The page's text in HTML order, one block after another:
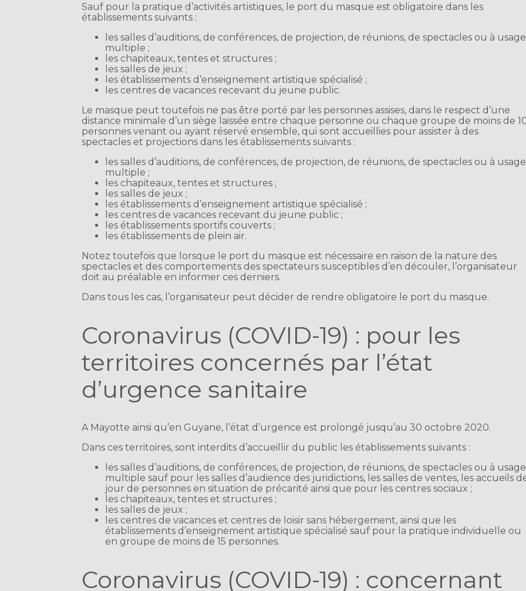
Sauf pour la pratique d’activités artistiques, le port du masque est obligatoire dans les
établissements suivants :
les salles d’auditions, de conférences, de projection, de réunions, de spectacles ou à usage
multiple ;
les chapiteaux, tentes et structures ;
les salles de jeux ;
les établissements d’enseignement artistique spécialisé ;
les centres de vacances recevant du jeune public.
Le masque peut toutefois ne pas être porté par les personnes assises, dans le respect d’une
distance minimale d’un siège laissée entre chaque personne ou chaque groupe de moins de
personnes venant ou ayant réservé ensemble, qui sont accueillies pour assister à des
spectacles et projections dans les établissements suivants :
les salles d’auditions, de conférences, de projection, de réunions, de spectacles ou à usage
multiple ;
les chapiteaux, tentes et structures ;
les salles de jeux ;
les établissements d’enseignement artistique spécialisé ;
les centres de vacances recevant du jeune public ;
les établissements sportifs couverts ;
les établissements de plein air.
Notez toutefois que lorsque le port du masque est nécessaire en raison de la nature des
spectacles et des comportements des spectateurs susceptibles d’en découler, l’organisateur
doit au préalable en informer ces derniers.
Dans tous les cas, l’organisateur peut décider de rendre obligatoire le port du masque.
Coronavirus (COVID-19) : pour les
territoires concernés par l’état
d’urgence sanitaire
A Mayotte ainsi qu’en Guyane, l’état d’urgence est prolongé jusqu’au 30 octobre 2020.
Dans ces territoires, sont interdits d’accueillir du public les établissements suivants :
les salles d’auditions, de conférences, de projection, de réunions, de spectacles ou à usage
multiple sauf pour les salles d’audience des juridictions, les salles de ventes, les accueils
jour de personnes en situation de précarité ainsi que pour les centres sociaux ;
les chapiteaux, tentes et structures ;
les salles de jeux ;
les centres de vacances et centres de loisir sans hébergement, ainsi que les
établissements d’enseignement artistique spécialisé sauf pour la pratique individuelle ou
en groupe de moins de 15 personnes.
Coronavirus (COVID-19) : concernant